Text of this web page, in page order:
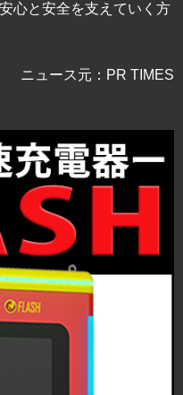
心と安全を支えていく方
ニュース元：PR TIMES